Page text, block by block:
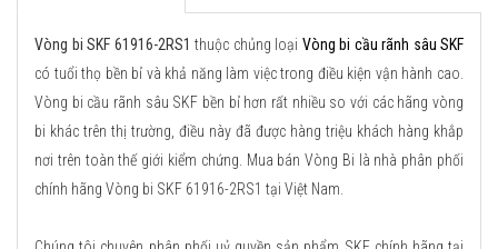
Vòng bi SKF 61916-2RS1 thuộc chủng loại Vòng bi cầu rãnh sâu SKF
có tuổi thọ bền bỉ và khả năng làm việc trong điều kiện vận hành cao.
Vòng bi cầu rãnh sâu SKF bền bỉ hơn rất nhiều so với các hãng vòng
bi khác trên thị trường, điều này đã được hàng triệu khách hàng khắp
nơi trên toàn thế giới kiểm chứng. Mua bán Vòng Bi là nhà phân phối
chính hãng Vòng bi SKF 61916-2RS1 tại Việt Nam.